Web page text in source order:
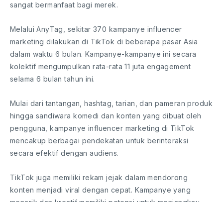
sangat bermanfaat bagi merek.
Melalui AnyTag, sekitar 370 kampanye influencer
marketing dilakukan di TikTok di beberapa pasar Asia
dalam waktu 6 bulan. Kampanye-kampanye ini secara
kolektif mengumpulkan rata-rata 11 juta engagement
selama 6 bulan tahun ini.
Mulai dari tantangan, hashtag, tarian, dan pameran produk
hingga sandiwara komedi dan konten yang dibuat oleh
pengguna, kampanye influencer marketing di TikTok
mencakup berbagai pendekatan untuk berinteraksi
secara efektif dengan audiens.
TikTok juga memiliki rekam jejak dalam mendorong
konten menjadi viral dengan cepat. Kampanye yang